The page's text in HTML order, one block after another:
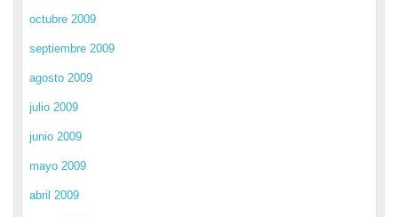
octubre 2009
septiembre 2009
agosto 2009
julio 2009
junio 2009
mayo 2009
abril 2009